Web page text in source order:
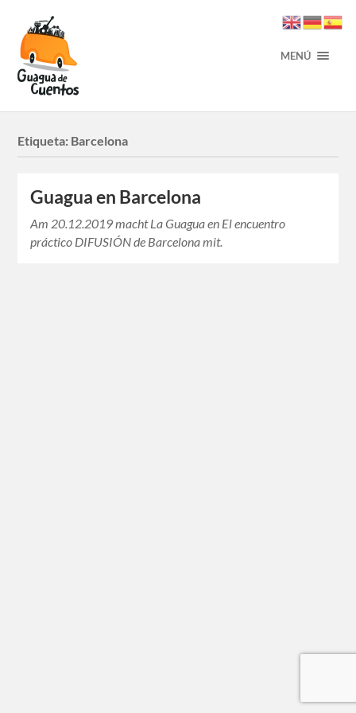
MENÚ
Etiqueta: Barcelona
Guagua en Barcelona
Am 20.12.2019 macht La Guagua en El encuentro
práctico DIFUSIÓN de Barcelona mit.